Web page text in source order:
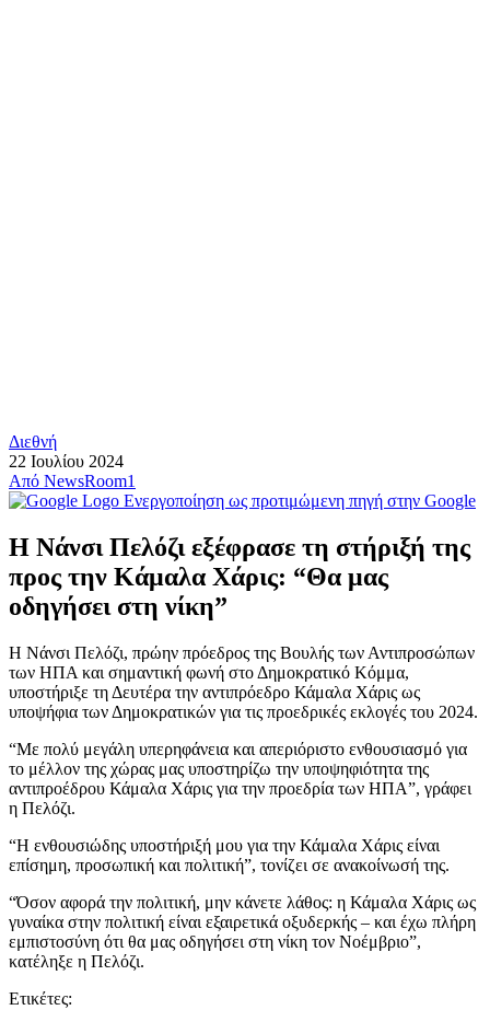
Διεθνή
22 Ιουλίου 2024
Από NewsRoom1
Ενεργοποίηση ως προτιμώμενη πηγή στην Google
Η Νάνσι Πελόζι εξέφρασε τη στήριξή της
προς την Κάμαλα Χάρις: “Θα μας
οδηγήσει στη νίκη”
Η Νάνσι Πελόζι, πρώην πρόεδρος της Βουλής των Αντιπροσώπων
των ΗΠΑ και σημαντική φωνή στο Δημοκρατικό Κόμμα,
υποστήριξε τη Δευτέρα την αντιπρόεδρο Κάμαλα Χάρις ως
υποψήφια των Δημοκρατικών για τις προεδρικές εκλογές του 2024.
“Με πολύ μεγάλη υπερηφάνεια και απεριόριστο ενθουσιασμό για
το μέλλον της χώρας μας υποστηρίζω την υποψηφιότητα της
αντιπροέδρου Κάμαλα Χάρις για την προεδρία των ΗΠΑ”, γράφει
η Πελόζι.
“Η ενθουσιώδης υποστήριξή μου για την Κάμαλα Χάρις είναι
επίσημη, προσωπική και πολιτική”, τονίζει σε ανακοίνωσή της.
“Όσον αφορά την πολιτική, μην κάνετε λάθος: η Κάμαλα Χάρις ως
γυναίκα στην πολιτική είναι εξαιρετικά οξυδερκής – και έχω πλήρη
εμπιστοσύνη ότι θα μας οδηγήσει στη νίκη τον Νοέμβριο”,
κατέληξε η Πελόζι.
Ετικέτες: